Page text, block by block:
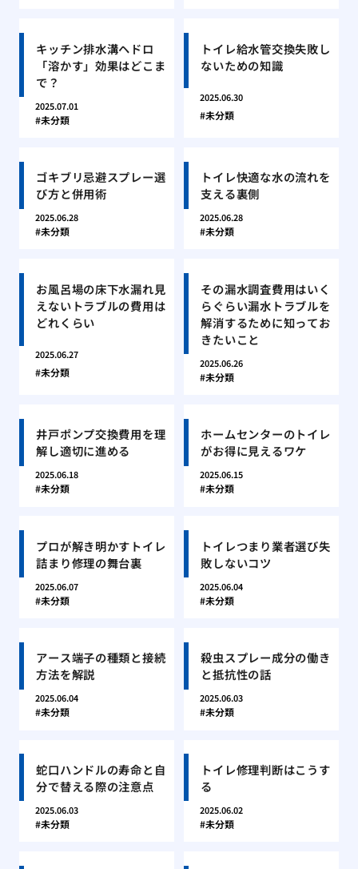
キッチン排水溝ヘドロ
「溶かす」効果はどこま
で？
2025.07.01
未分類
トイレ給水管交換失敗し
ないための知識
2025.06.30
未分類
ゴキブリ忌避スプレー選
び方と併用術
2025.06.28
未分類
トイレ快適な水の流れを
支える裏側
2025.06.28
未分類
お風呂場の床下水漏れ見
えないトラブルの費用は
どれくらい
2025.06.27
未分類
その漏水調査費用はいく
らぐらい漏水トラブルを
解消するために知ってお
きたいこと
2025.06.26
未分類
井戸ポンプ交換費用を理
解し適切に進める
2025.06.18
未分類
ホームセンターのトイレ
がお得に見えるワケ
2025.06.15
未分類
プロが解き明かすトイレ
詰まり修理の舞台裏
2025.06.07
未分類
トイレつまり業者選び失
敗しないコツ
2025.06.04
未分類
アース端子の種類と接続
方法を解説
2025.06.04
未分類
殺虫スプレー成分の働き
と抵抗性の話
2025.06.03
未分類
蛇口ハンドルの寿命と自
分で替える際の注意点
2025.06.03
未分類
トイレ修理判断はこうす
る
2025.06.02
未分類